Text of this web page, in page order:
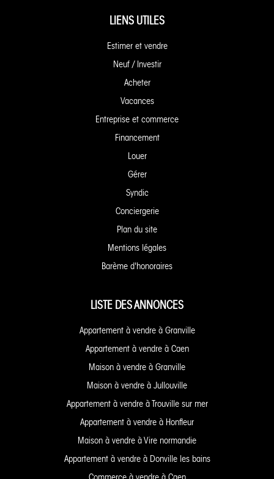
LIENS UTILES
Estimer et vendre
Neuf / Investir
Acheter
Vacances
Entreprise et commerce
Financement
Louer
Gérer
Syndic
Conciergerie
Plan du site
Mentions légales
Barème d'honoraires
LISTE DES ANNONCES
Appartement à vendre à Granville
Appartement à vendre à Caen
Maison à vendre à Granville
Maison à vendre à Jullouville
Appartement à vendre à Trouville sur mer
Appartement à vendre à Honfleur
Maison à vendre à Vire normandie
Appartement à vendre à Donville les bains